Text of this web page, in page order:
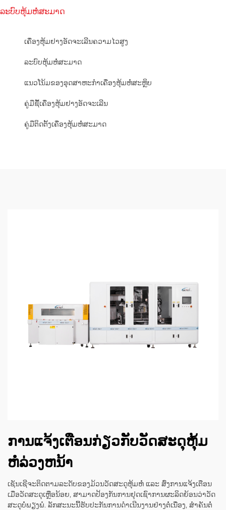
ລະບົບຫຸ້ມຫໍ່ສະມາດ
ເຄື່ອງຫຸ້ມຢາງອັດຈະເລີນຄວາມໄວສູງ
ລະບົບຫຸ້ມຫໍ່ສະມາດ
ແນວໂນ້ມຂອງອຸດສາຫະກຳເຄື່ອງຫຸ້ມຫໍ່ສະຫຼິບ
ຄູ່ມືຊື້ເຄື່ອງຫຸ້ມຢາງອັດຈະເລີນ
ຄູ່ມືຕິດຕັ້ງເຄື່ອງຫຸ້ມຫໍ່ສະມາດ
ການແຈ້ງເຕືອນກ່ຽວກັບວັດສະດຸຫຸ້ມ
ຫໍ່ລ່ວງຫນ້າ
ເຊັນເຊີຈະຕິດຕາມລະດັບຂອງມ້ວນວັດສະດຸຫຸ້ມຫໍ່ ແລະ ສົ່ງການແຈ້ງເຕືອນ
ເມື່ອວັດສະດຸເຫຼືອນ້ອຍ, ສາມາດປ້ອງກັນການຢຸດເຊົາການຜະລິດຍ້ອນວ່າວັດ
ສະດຸບໍ່ພຽງພໍ. ລັກສະນະນີ້ຮັບປະກັນການດໍາເນີນງານຢ່າງຕໍ່ເນື່ອງ, ສໍາຄັນຕໍ່